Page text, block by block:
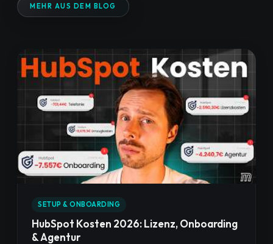
MEHR AUS DEM BLOG
SETUP & ONBOARDING
HubSpot Kosten 2026: Lizenz, Onboarding
& Agentur